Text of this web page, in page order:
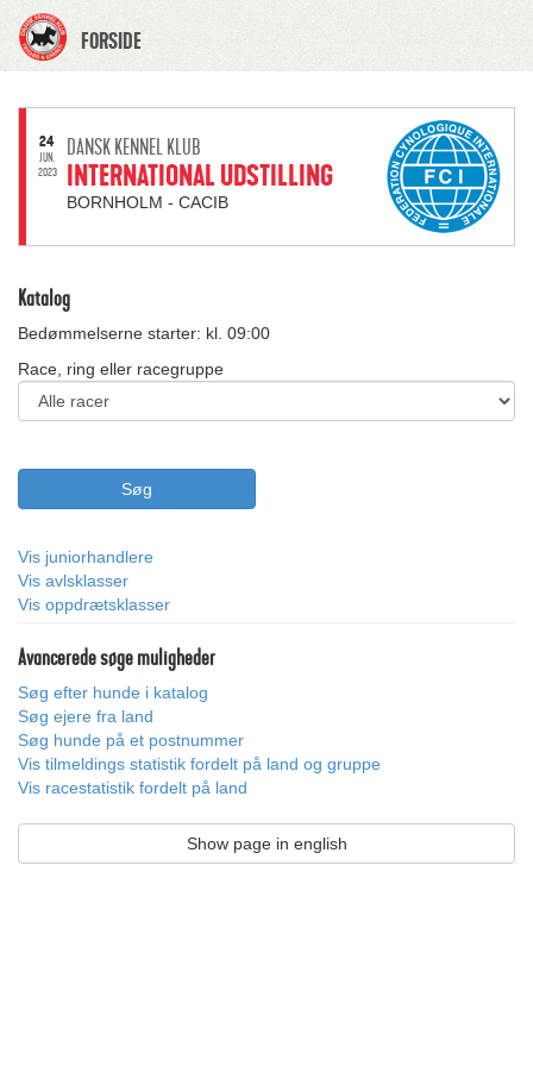
FORSIDE
24
JUN.
2023
DANSK KENNEL KLUB
INTERNATIONAL UDSTILLING
BORNHOLM - CACIB
Katalog
Bedømmelserne starter: kl. 09:00
Race, ring eller racegruppe
Vis juniorhandlere
Vis avlsklasser
Vis oppdrætsklasser
Avancerede søge muligheder
Søg efter hunde i katalog
Søg ejere fra land
Søg hunde på et postnummer
Vis tilmeldings statistik fordelt på land og gruppe
Vis racestatistik fordelt på land
Show page in english